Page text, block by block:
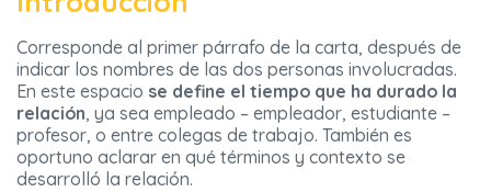
Corresponde al primer párrafo de la carta, después de
indicar los nombres de las dos personas involucradas.
En este espacio se define el tiempo que ha durado la
relación, ya sea empleado – empleador, estudiante –
profesor, o entre colegas de trabajo. También es
oportuno aclarar en qué términos y contexto se
desarrolló la relación.